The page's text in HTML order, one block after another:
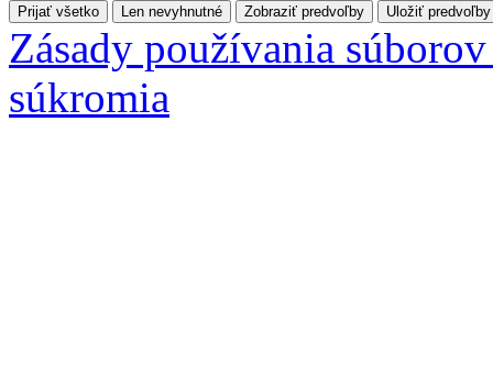
Prijať všetko Len nevyhnutné Zobraziť predvoľby Uložiť predvoľby
Zásady používania
súkromia